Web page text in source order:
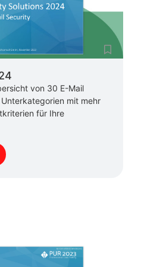
von 30 E-Mail
mit mehr
für Ihre